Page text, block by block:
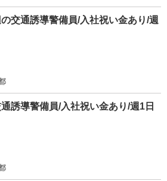
交通誘導警備員/入社祝い金あり/週
誘導警備員/入社祝い金あり/週1日